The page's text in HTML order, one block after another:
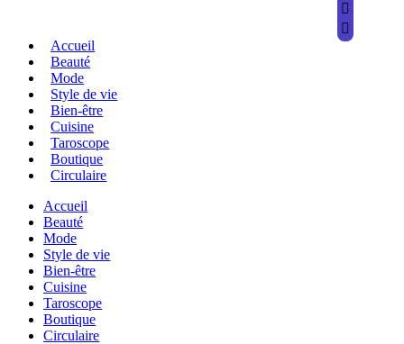
Accueil
Beauté
Mode
Style de vie
Bien-être
Cuisine
Taroscope
Boutique
Circulaire
Accueil
Beauté
Mode
Style de vie
Bien-être
Cuisine
Taroscope
Boutique
Circulaire